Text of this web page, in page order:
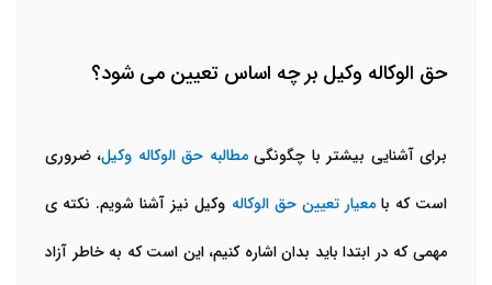
حق الوکاله وکیل بر چه اساس تعیین می شود؟
برای آشنایی بیشتر با چگونگیمطالبه حق الوکاله وکیل، ضروری
است که بامعیار تعیین حق الوکاله وکیل نیز آشنا شویم. نکته ی
مهمی که در ابتدا باید بدان اشاره کنیم، این است که به خاطر آزاد